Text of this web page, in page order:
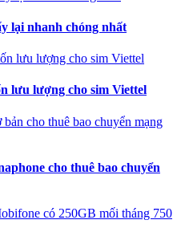
lại nhanh chóng nhất
lưu lượng cho sim Viettel
cho thuê bao chuyển